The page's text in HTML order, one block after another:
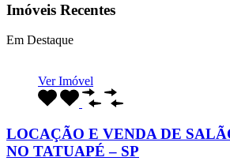
Imóveis Recentes
Em Destaque
Ver Imóvel
LOCAÇÃO E VENDA DE
NO TATUAPÉ – SP